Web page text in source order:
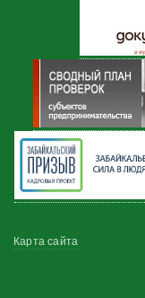
Меню
Карта сайта